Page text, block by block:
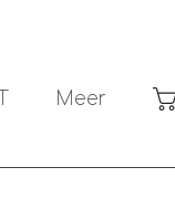
Meer